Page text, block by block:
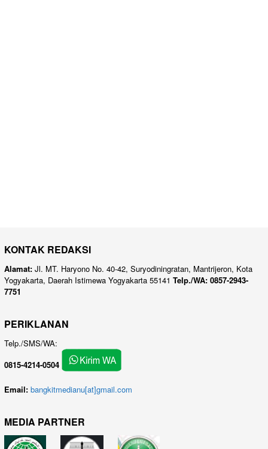
KONTAK REDAKSI
Alamat: Jl. MT. Haryono No. 40-42, Suryodiningratan, Mantrijeron, Kota
Yogyakarta, Daerah Istimewa Yogyakarta 55141 Telp./WA: 0857-2943-
7751
PERIKLANAN
Telp./SMS/WA:
0815-4214-0504
Email: bangkitmedianu[at]gmail.com
MEDIA PARTNER